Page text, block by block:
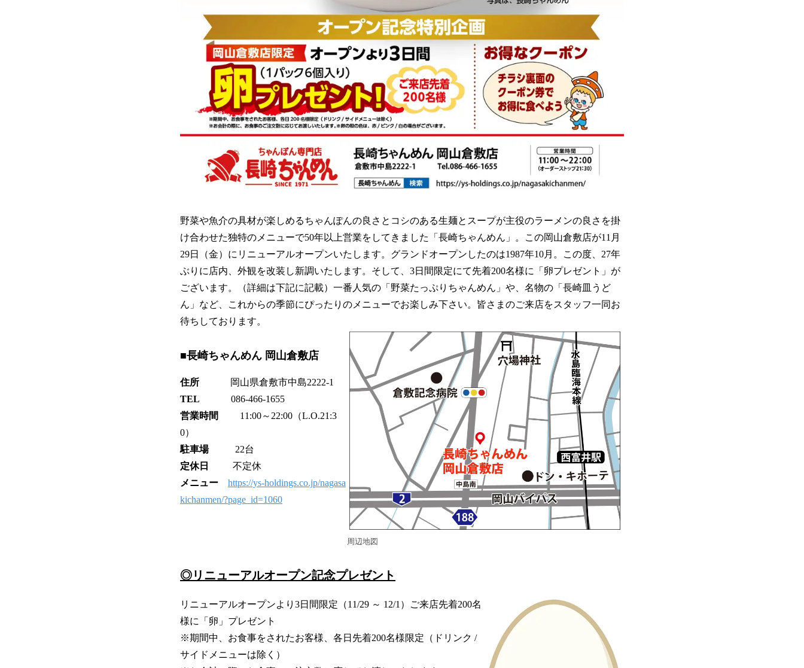
野菜や魚介の具材が楽しめるちゃんぽんの良さとコシのある生麺とスープが主役のラーメンの良さを掛
け合わせた独特のメニューで50年以上営業をしてきました「長崎ちゃんめん」。この岡山倉敷店が11月
29日（金）にリニューアルオープンいたします。グランドオープンしたのは1987年10月。この度、27年
ぶりに店内、外観を改装し新調いたします。そして、3日間限定にて先着200名様に「卵プレゼント」が
ございます。（詳細は下記に記載）一番人気の「野菜たっぷりちゃんめん」や、名物の「長崎皿うど
ん」など、これからの季節にぴったりのメニューでお楽しみ下さい。皆さまのご来店をスタッフ一同お
待ちしております。
■長崎ちゃんめん 岡山倉敷店
住所 岡山県倉敷市中島2222-1
TEL
086-466-1655
営業時間 11:00～22:00（L.O.21:3
0）
駐車場
22台
定休日
不定休
メニュー
https://ys-holdings.co.jp/nagasa
kichanmen/?page_id=1060
周辺地図
◎リニューアルオープン記念プレゼント
リニューアルオープンより3日間限定（11/29 ～ 12/1）ご来店先着200名
様に「卵」プレゼント
※期間中、お食事をされたお客様、各日先着200名様限定（ドリンク /
サイドメニューは除く）